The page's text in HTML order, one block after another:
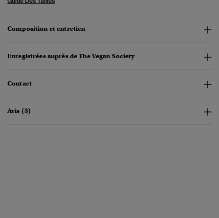
Composition et entretien
Enregistrées auprès de The Vegan Society
Contact
Avis (3)